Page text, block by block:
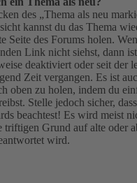
des „Thema als neu
kannst du das Thema
Seite des Forums holen.
Link nicht siehst, dann
deaktiviert oder seit der
Zeit vergangen. Es ist
oben zu holen, indem du
Stelle jedoch sicher,
beachtest! Es wird meist
triftigen Grund auf alte oder
wird.